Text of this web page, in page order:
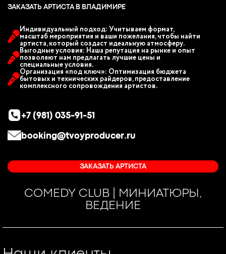
ЗАКАЗАТЬ АРТИСТА В ВЛАДИМИРЕ
Индивидуальный подход: Учитываем формат,
масштаб мероприятия и ваши пожелания, чтобы найти
артиста, который создаст идеальную атмосферу.
Выгодные условия: Наша репутация на рынке и опыт
позволяют нам предлагать лучшие цены и
специальные условия.
Организация «под ключ»: Оптимизация бюджета
бытовых и технических райдеров, предоставление
комплексного сопровождения артистов.
+7 (981) 035-91-51
booking@tvoyproducer.ru
ЗАКАЗАТЬ АРТИСТА
COMEDY CLUB | МИНИАТЮРЫ,
ВЕДЕНИЕ